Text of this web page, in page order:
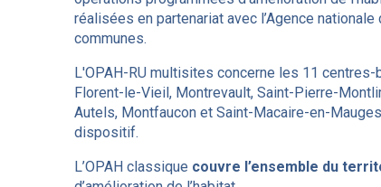
réalisées en partenariat avec l’Agence
communes.
L'OPAH-RU multisites concerne les 11
Florent-le-Vieil, Montrevault, Saint-Pierre-
Autels, Montfaucon et Saint-Macaire-en-
dispositif.
L’OPAH classique couvre l’ensemble du